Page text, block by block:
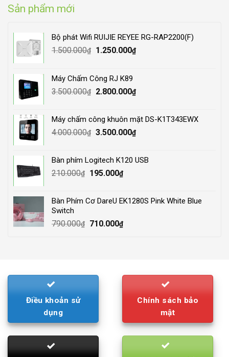
Sản phẩm mới
Bộ phát Wifi RUIJIE REYEE RG-RAP2200(F)
1.500.000₫
Original
1.500.000₫.
1.250.000₫Current
Máy Chấm Công RJ K89
3.500.000₫
Original
3.500.000₫.
2.800.000₫Current
2.800.000₫.
Máy chấm công khuôn mặt DS-K1T343EWX
4.000.000₫ Original
4.000.000₫.
3.500.000₫Current
3.500.000₫.
Bàn phím Logitech K120 USB
210.000₫
Original
210.000₫.
195.000₫Current
195.000₫.
Bàn Phím Cơ DareU EK1280S Pink White Blue
Switch
790.000₫
Original
710.000₫Current
Điều khoản sử
dụng
Chính sách bảo
mật